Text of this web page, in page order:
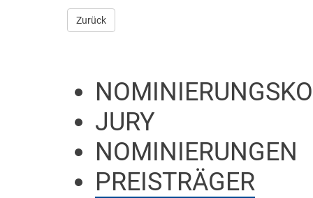
Zurück
JURY
NOMINIERUNGEN
PREISTRÄGER